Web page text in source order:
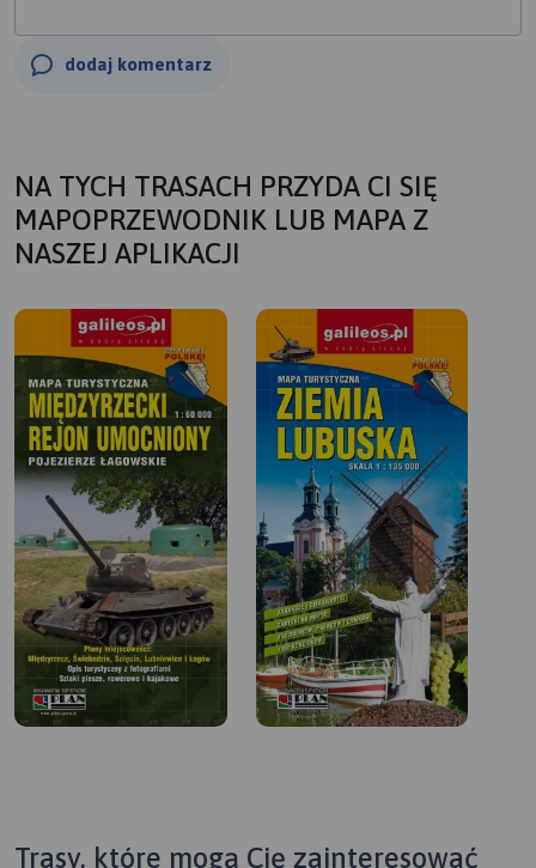
dodaj komentarz
NA TYCH TRASACH PRZYDA CI SIĘ
MAPOPRZEWODNIK LUB MAPA Z
NASZEJ APLIKACJI
Trasy, które mogą Cię zainteresować